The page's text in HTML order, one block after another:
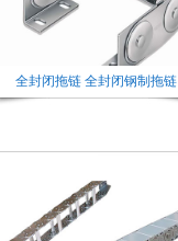
全封闭拖链 全封闭钢制拖链